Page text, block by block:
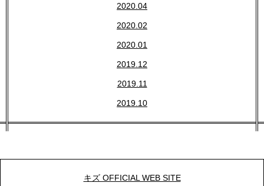
2020.04
2020.02
2020.01
2019.12
2019.11
2019.10
キズ OFFICIAL WEB SITE